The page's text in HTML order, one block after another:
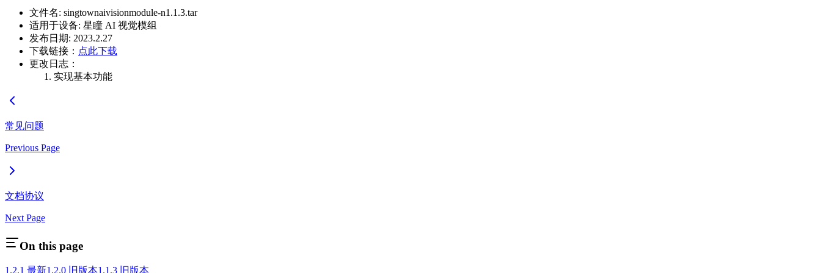
文件名: singtownaivisionmodule-n1.1.3.tar
适用于设备: 星瞳 AI 视觉模组
发布日期: 2023.2.27
下载链接： 点此下载
更改日志：
实现基本功能
常见问题
Previous Page
文档协议
Next Page
On this page
1.2.1 最新1.2.0 旧版本1.1.3 旧版本